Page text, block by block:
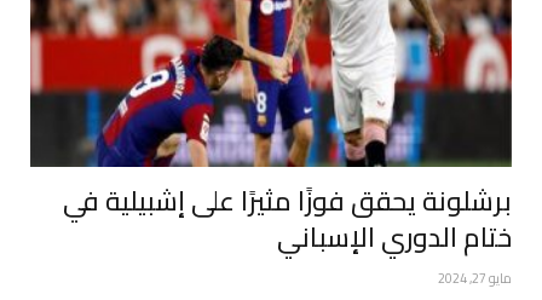
برشلونة يحقق فوزًا مثيرًا على إشبيلية في
ختام الدوري الإسباني
مايو 27, 2024